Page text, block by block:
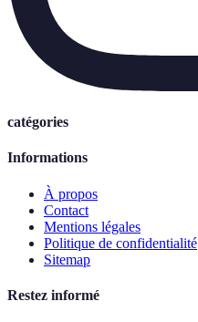
catégories
Informations
À propos
Contact
Mentions légales
Politique de confidentialité
Sitemap
Restez informé